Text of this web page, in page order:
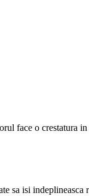
face o crestatura
sa isi indeplineasca